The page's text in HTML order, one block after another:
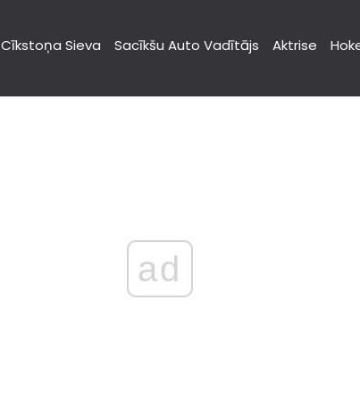
Cīkstoņa Sieva Sacīkšu Auto Vadītājs Aktrise
ad